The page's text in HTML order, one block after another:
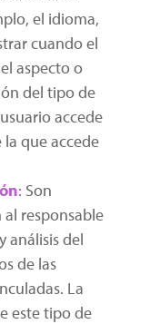
el idioma,
cuando el
aspecto o
del tipo de
accede
que accede
: Son
responsable
análisis del
de las
La
este tipo de